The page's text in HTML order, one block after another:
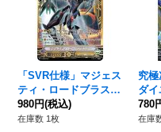
「SVR仕様」マジェス
ティ・ロードブラスタ
ー【SDS】{V-SS06/S
01}《ロイヤルパラデ
980円(税込)
在庫数 1枚
究
ダ
{V-
メン
780
在庫